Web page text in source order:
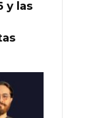
y las